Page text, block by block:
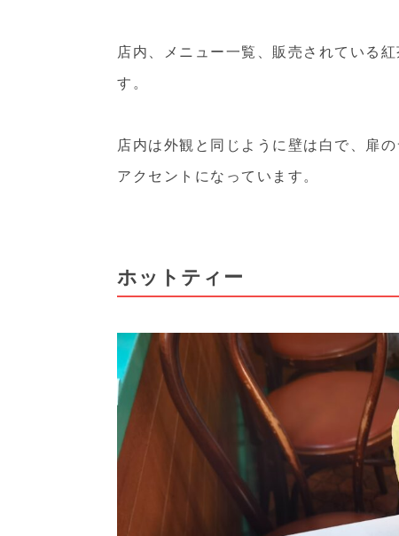
店内、メニュー一覧、販売されている
す。
店内は外観と同じように壁は白で、扉
アクセントになっています。
ホットティー